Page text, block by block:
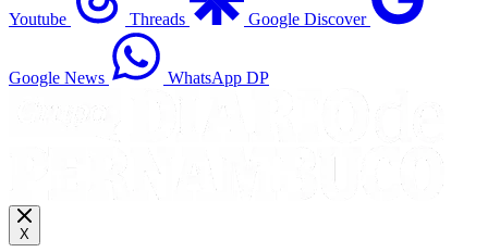
Youtube Threads Google Discover
Google News WhatsApp DP
X